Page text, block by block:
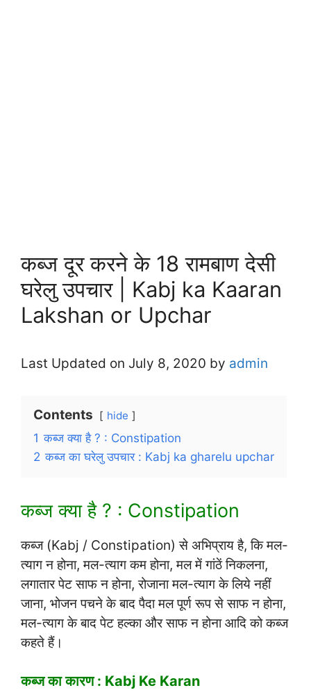
कब्ज दूर करने के 18 रामबाण देसी
घरेलु उपचार | Kabj ka Kaaran
Lakshan or Upchar
Last Updated on July 8, 2020 by admin
Contents hide
1 कब्ज क्या है ? : Constipation
2 कब्ज का घरेलु उपचार : Kabj ka gharelu upchar
कब्ज क्या है ? : Constipation
कब्ज (Kabj / Constipation) से अभिप्राय है, कि मल-
त्याग न होना, मल-त्याग कम होना, मल में गांठें निकलना,
लगातार पेट साफ न होना, रोजाना मल-त्याग के लिये नहीं
जाना, भोजन पचने के बाद पैदा मल पूर्ण रूप से साफ न होना,
मल-त्याग के बाद पेट हल्का और साफ न होना आदि को कब्ज
कहते हैं।
कब्ज का कारण : Kabj Ke Karan